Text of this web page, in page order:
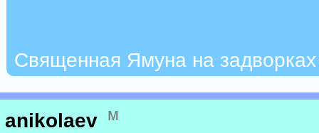
Священная Ямуна на
anikolaev м